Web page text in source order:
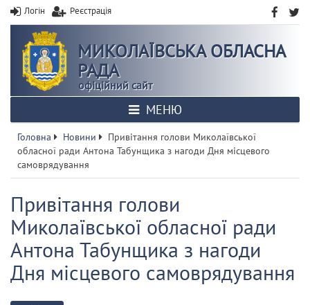
Логін Реєстрація
МИКОЛАЇВСЬКА ОБЛАСНА
РАДА
офіційний сайт
МЕНЮ
Головна Новини
Привітання голови Миколаївської
обласної ради Антона Табунщика з нагоди Дня місцевого
самоврядування
Привітання голови
Миколаївської обласної ради
Антона Табунщика з нагоди
Дня місцевого самоврядування